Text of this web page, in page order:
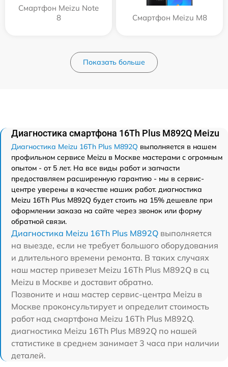
Смартфон Meizu Note
8
Смартфон Meizu M8
Показать больше
Диагностика смартфона 16Th Plus M892Q Meizu
Диагностика Meizu 16Th Plus M892Q выполняется в нашем
профильном сервисе Meizu в Москве мастерами с огромным
опытом - от 5 лет. На все виды работ и запчасти
предоставляем расширенную гарантию - мы в сервис-
центре уверены в качестве наших работ. диагностика
Meizu 16Th Plus M892Q будет стоить на 15% дешевле при
оформлении заказа на сайте через звонок или форму
обратной связи.
Диагностика Meizu 16Th Plus M892Q выполняется
на выезде, если не требует большого оборудования
и длительного времени ремонта. В таких случаях
наш мастер привезет Meizu 16Th Plus M892Q в сц
Meizu в Москве и доставит обратно.
Позвоните и наш мастер сервис-центра Meizu в
Москве проконсультирует и определит стоимость
работ над смартфона Meizu 16Th Plus M892Q.
диагностика Meizu 16Th Plus M892Q по нашей
статистике в среднем занимает 3 часа при наличии
деталей.